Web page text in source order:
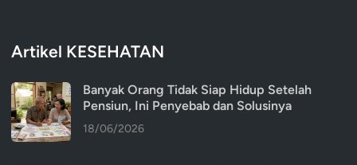
Artikel KESEHATAN
Banyak Orang Tidak Siap Hidup Setelah
Pensiun, Ini Penyebab dan Solusinya
18/06/2026